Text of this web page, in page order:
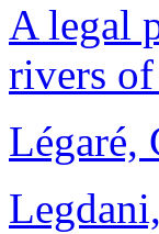
A legal
rivers
Légaré,